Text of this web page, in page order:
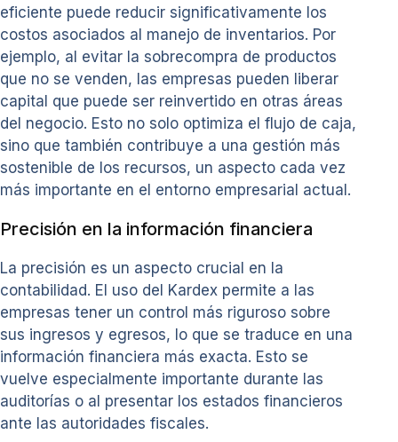
eficiente puede reducir significativamente los
costos asociados al manejo de inventarios. Por
ejemplo, al evitar la sobrecompra de productos
que no se venden, las empresas pueden liberar
capital que puede ser reinvertido en otras áreas
del negocio. Esto no solo optimiza el flujo de caja,
sino que también contribuye a una gestión más
sostenible de los recursos, un aspecto cada vez
más importante en el entorno empresarial actual.
Precisión en la información financiera
La precisión es un aspecto crucial en la
contabilidad. El uso del Kardex permite a las
empresas tener un control más riguroso sobre
sus ingresos y egresos, lo que se traduce en una
información financiera más exacta. Esto se
vuelve especialmente importante durante las
auditorías o al presentar los estados financieros
ante las autoridades fiscales.